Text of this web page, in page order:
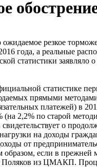
резкое
года, а реальные
статистики
статистике
прямыми
платежей) в
(на 2,2% по старой
о
на доходы
от
если в
Поляков из ЦМАКП.